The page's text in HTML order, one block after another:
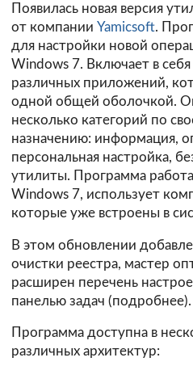
Появилась новая версия
от компании Yamicsoft.
для настройки новой
Windows 7. Включает в
различных приложений,
одной общей оболочкой.
несколько категорий по
назначению: информация,
персональная настройка,
утилиты. Программа
Windows 7, использует
которые уже встроены в
В этом обновлении
очистки реестра, мастер
расширен перечень
панелью задач (подробнее).
Программа доступна в
различных архитектур: